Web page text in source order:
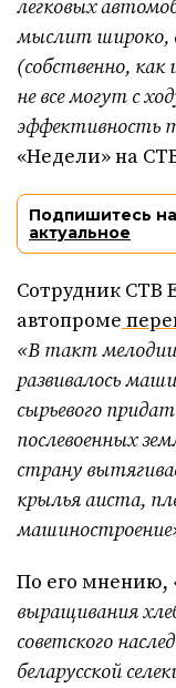
легковых
мыслит широко,
(собственно, как
не все могут с
эффективность
«Недели» на
Подпишитесь
актуальное
Сотрудник СТВ
автопроме
«В такт
развивалось
сырьевого
послевоенных
страну
крылья аиста,
По его мнению,
выращивания
советского
беларусской